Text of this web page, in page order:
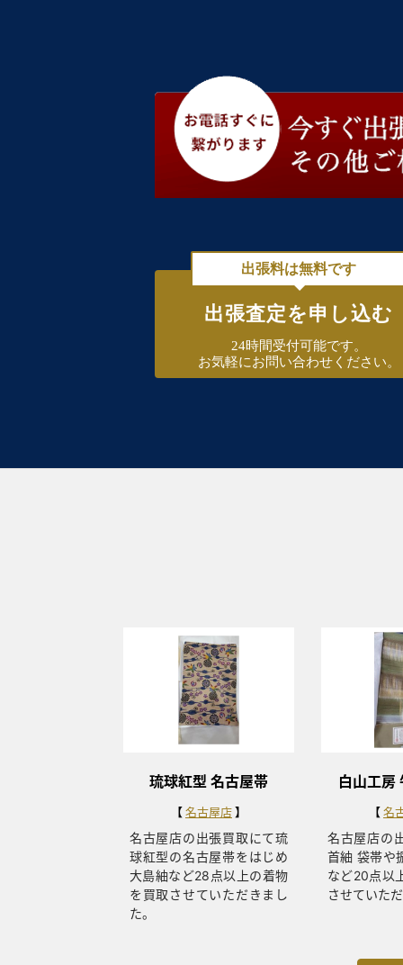
出張料は無料です
出張査定を申し込む
24時間受付可能です。
お気軽にお問い合わせください。
琉球紅型 名古屋帯
名古屋店
名古屋店の出張買取にて琉
球紅型の名古屋帯をはじめ
大島紬など28点以上の着物
を買取させていただきまし
た。
白山工房
名
名古屋店の
首紬 袋帯や
など20点以
させていた